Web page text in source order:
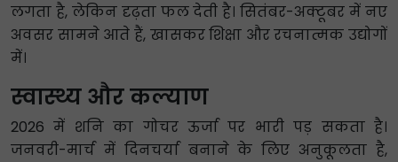
लगता है, लेकिन दृढ़ता फल देती है। सितंबर-अक्टूबर में नए
अवसर सामने आते हैं, खासकर शिक्षा और रचनात्मक उद्योगों
में।
स्वास्थ्य और कल्याण
2026 में शनि का गोचर ऊर्जा पर भारी पड़ सकता है।
जनवरी-मार्च में दिनचर्या बनाने के लिए अनुकूलता है,